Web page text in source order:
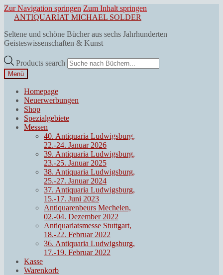
Zur Navigation springen Zum Inhalt springen
ANTIQUARIAT MICHAEL SOLDER
Seltene und schöne Bücher aus sechs Jahrhunderten
Geisteswissenschaften & Kunst
Products search
Menü
Homepage
Neuerwerbungen
Shop
Spezialgebiete
Messen
40. Antiquaria Ludwigsburg,
22.-24. Januar 2026
39. Antiquaria Ludwigsburg,
23.-25. Januar 2025
38. Antiquaria Ludwigsburg,
25.-27. Januar 2024
37. Antiquaria Ludwigsburg,
15.-17. Juni 2023
Antiquarenbeurs Mechelen,
02.-04. Dezember 2022
Antiquariatsmesse Stuttgart,
18.-22. Februar 2022
36. Antiquaria Ludwigsburg,
17.-19. Februar 2022
Kasse
Warenkorb